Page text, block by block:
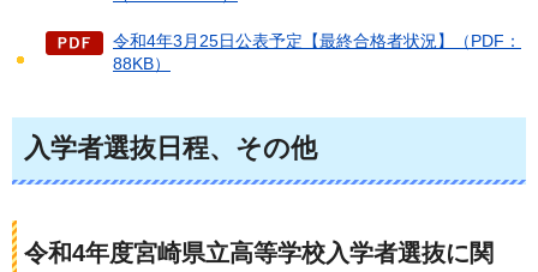
令和4年3月25日公表予定【最終合格者状況】（PDF：
88KB）
入学者選抜日程、その他
令和4年度宮崎県立高等学校入学者選抜に関